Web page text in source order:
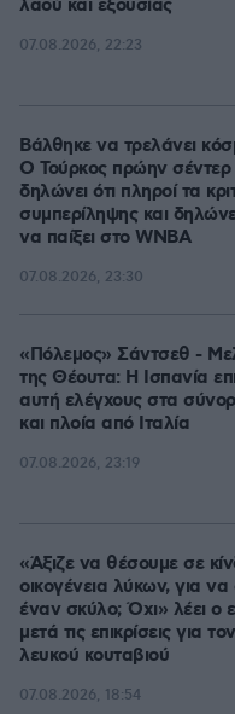
λαού και εξουσίας
07.08.2026, 22:23
Βάλθηκε να τρελάνει
Ο Τούρκος πρώην σέντερ
δηλώνει ότι πληροί τα
συμπερίληψης και
να παίξει στο WNBA
07.08.2026, 23:30
«Πόλεμος» Σάντσεθ -
της Θέουτα: Η Ισπανία
αυτή ελέγχους στα
και πλοία από Ιταλία
07.08.2026, 23:19
«Άξιζε να θέσουμε σε
οικογένεια λύκων, για
έναν σκύλο; Όχι» λέει ο
μετά τις επικρίσεις για
λευκού κουταβιού
07.08.2026, 18:54